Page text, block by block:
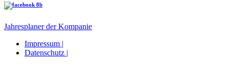
Jahresplaner der Kompanie
Impressum |
Datenschutz |